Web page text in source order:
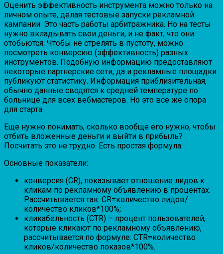
Оценить эффективность инструмента можно только на
личном опыте, делая тестовые запуски рекламной
кампании. Это часть работы арбитражника. Но на тесты
нужно вкладывать свои деньги, и не факт, что они
отобьются. Чтобы не стрелять в пустоту, можно
посмотреть конверсию (эффективность) разных
инструментов. Подобную информацию предоставляют
некоторые партнерские сети, да и рекламные площадки
публикуют статистику. Информация приблизительная,
обычно данные сводятся к средней температуре по
больнице для всех вебмастеров. Но это все же опора
для старта.
Еще нужно понимать, сколько вообще его нужно, чтобы
отбить вложенные деньги и выйти в прибыль?
Посчитать это не трудно. Есть простая формула.
Основные показатели:
конверсия (CR), показывает отношение лидов к
кликам по рекламному объявлению в процентах.
Рассчитывается так: CR=количество лидов/
количество кликов*100%;
кликабельность (CTR) – процент пользователей,
которые кликают по рекламному объявлению,
рассчитывается по формуле: CTR=количество
кликов/количество показов*100%.